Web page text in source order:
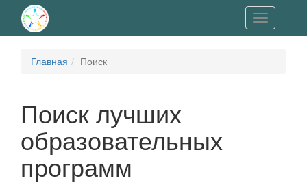
Toggle
navigation
Главная Поиск
Поиск лучших
образовательных
программ